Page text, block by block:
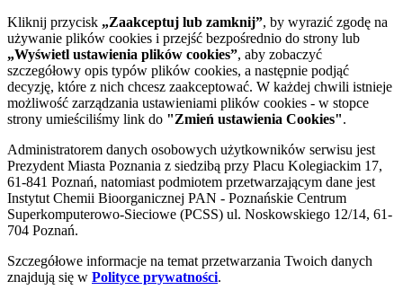
Kliknij przycisk „Zaakceptuj lub zamknij”, by wyrazić zgodę na
używanie plików cookies i przejść bezpośrednio do strony lub
„Wyświetl ustawienia plików cookies”, aby zobaczyć
szczegółowy opis typów plików cookies, a następnie podjąć
decyzję, które z nich chcesz zaakceptować. W każdej chwili istnieje
możliwość zarządzania ustawieniami plików cookies - w stopce
strony umieściliśmy link do "Zmień ustawienia Cookies".
Administratorem danych osobowych użytkowników serwisu jest
Prezydent Miasta Poznania z siedzibą przy Placu Kolegiackim 17,
61-841 Poznań, natomiast podmiotem przetwarzającym dane jest
Instytut Chemii Bioorganicznej PAN - Poznańskie Centrum
Superkomputerowo-Sieciowe (PCSS) ul. Noskowskiego 12/14, 61-
704 Poznań.
Szczegółowe informacje na temat przetwarzania Twoich danych
znajdują się w Polityce prywatności.